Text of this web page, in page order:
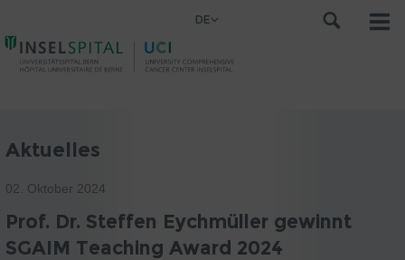
DE
Aktuelles
02. Oktober 2024
Prof. Dr. Steffen Eychmüller gewinnt
SGAIM Teaching Award 2024